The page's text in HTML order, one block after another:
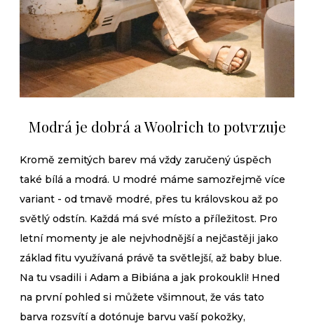
Modrá je dobrá a Woolrich to potvrzuje
Kromě zemitých barev má vždy zaručený úspěch
také bílá a modrá. U modré máme samozřejmě více
variant - od tmavě modré, přes tu královskou až po
světlý odstín. Každá má své místo a příležitost. Pro
letní momenty je ale nejvhodnější a nejčastěji jako
základ fitu využívaná právě ta světlejší, až baby blue.
Na tu vsadili i Adam a Bibiána a jak prokoukli! Hned
na první pohled si můžete všimnout, že vás tato
barva rozsvítí a dotónuje barvu vaší pokožky,